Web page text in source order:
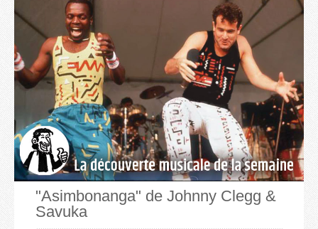
"Asimbonanga" de Johnny Clegg &
Savuka